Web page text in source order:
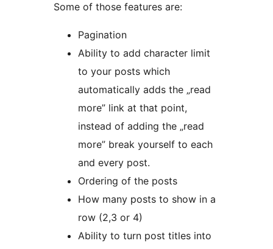
Some of those features are:
Pagination
Ability to add character limit
to your posts which
automatically adds the „read
more” link at that point,
instead of adding the „read
more” break yourself to each
and every post.
Ordering of the posts
How many posts to show in a
row (2,3 or 4)
Ability to turn post titles into